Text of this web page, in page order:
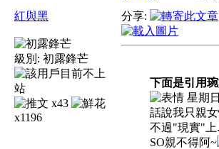
紅與黑
級別: 初露鋒芒
x43
x1196
分享:
下面是引用琬
星期
話說我只親
不過"現實"上
SO親不得阿~